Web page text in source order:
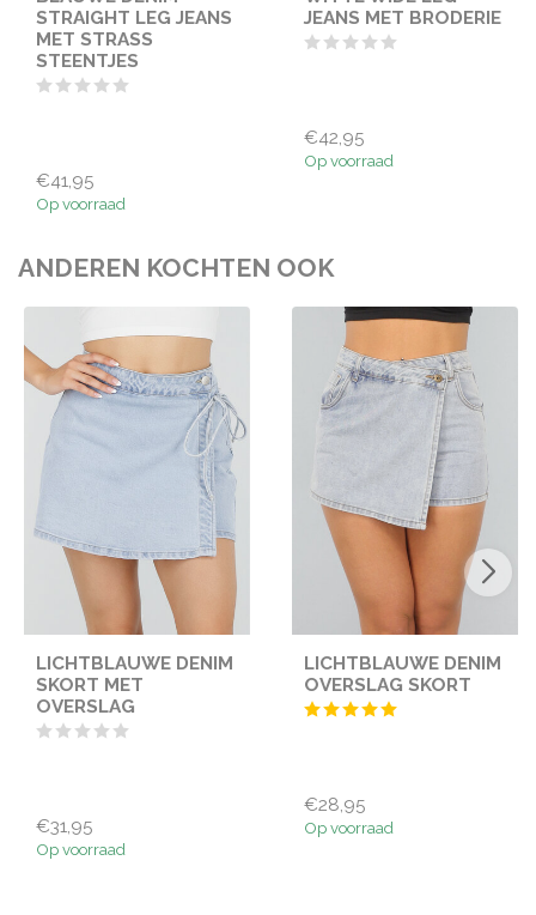
STRAIGHT LEG JEANS
MET STRASS
STEENTJES
€41,95
Op voorraad
JEANS MET BRODERIE
€42,95
Op voorraad
ANDEREN KOCHTEN OOK
LICHTBLAUWE DENIM
SKORT MET
OVERSLAG
€31,95
Op voorraad
LICHTBLAUWE DENIM
OVERSLAG SKORT
€28,95
Op voorraad